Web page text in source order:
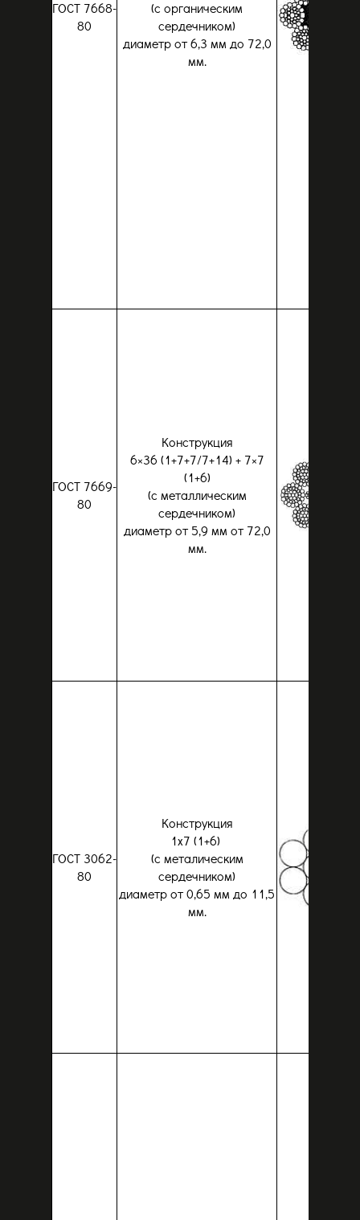
ГОСТ 7668-
80
(с органическим
сердечником)
диаметр от 6,3 мм до 72,0
мм.
ГОСТ 7669-
80
Конструкция
6×36 (1+7+7/7+14) + 7×7
(1+6)
(с металлическим
сердечником)
диаметр от 5,9 мм от 72,0
мм.
ГОСТ 3062-
80
Конструкция
1x7 (1+6)
(с металическим
сердечником)
диаметр от 0,65 мм до 11,5
мм.